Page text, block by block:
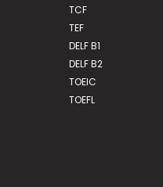
TCF
TEF
DELF B1
DELF B2
TOEIC
TOEFL